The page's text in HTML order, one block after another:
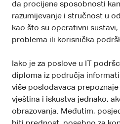
da procijene sposobnosti
razumijevanje i stručnost u
kao što su operativni sustavi,
problema ili korisnička
Iako je za poslove u IT
diploma iz područja
više poslodavaca
vještina i iskustva jednako,
obrazovanja. Međutim,